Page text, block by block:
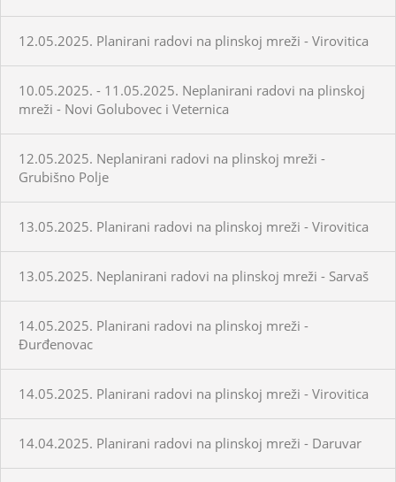
12.05.2025. Planirani radovi na plinskoj mreži - Virovitica
10.05.2025. - 11.05.2025. Neplanirani radovi na plinskoj
mreži - Novi Golubovec i Veternica
12.05.2025. Neplanirani radovi na plinskoj mreži -
Grubišno Polje
13.05.2025. Planirani radovi na plinskoj mreži - Virovitica
13.05.2025. Neplanirani radovi na plinskoj mreži - Sarvaš
14.05.2025. Planirani radovi na plinskoj mreži -
Đurđenovac
14.05.2025. Planirani radovi na plinskoj mreži - Virovitica
14.04.2025. Planirani radovi na plinskoj mreži - Daruvar